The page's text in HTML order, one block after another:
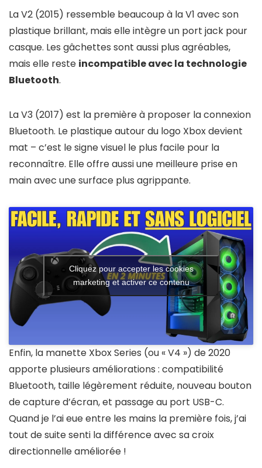
La V2 (2015) ressemble beaucoup à la V1 avec son
plastique brillant, mais elle intègre un port jack pour
casque. Les gâchettes sont aussi plus agréables,
mais elle reste incompatible avec la technologie
Bluetooth.
La V3 (2017) est la première à proposer la connexion
Bluetooth. Le plastique autour du logo Xbox devient
mat – c’est le signe visuel le plus facile pour la
reconnaître. Elle offre aussi une meilleure prise en
main avec une surface plus agrippante.
Cliquez pour accepter les cookies
marketing et activer ce contenu
Enfin, la manette Xbox Series (ou « V4 ») de 2020
apporte plusieurs améliorations : compatibilité
Bluetooth, taille légèrement réduite, nouveau bouton
de capture d’écran, et passage au port USB-C.
Quand je l’ai eue entre les mains la première fois, j’ai
tout de suite senti la différence avec sa croix
directionnelle améliorée !